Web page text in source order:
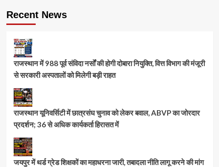
Recent News
राजस्थान में 988 पूर्व संविदा नर्सों की होगी दोबारा नियुक्ति, वित्त विभाग की मंजूरी
से सरकारी अस्पतालों को मिलेगी बड़ी राहत
राजस्थान यूनिवर्सिटी में छात्रसंघ चुनाव को लेकर बवाल, ABVP का जोरदार
प्रदर्शन; 36 से अधिक कार्यकर्ता हिरासत में
जयपुर में थर्ड ग्रेड शिक्षकों का महाधरना जारी, तबादला नीति लागू करने की मांग